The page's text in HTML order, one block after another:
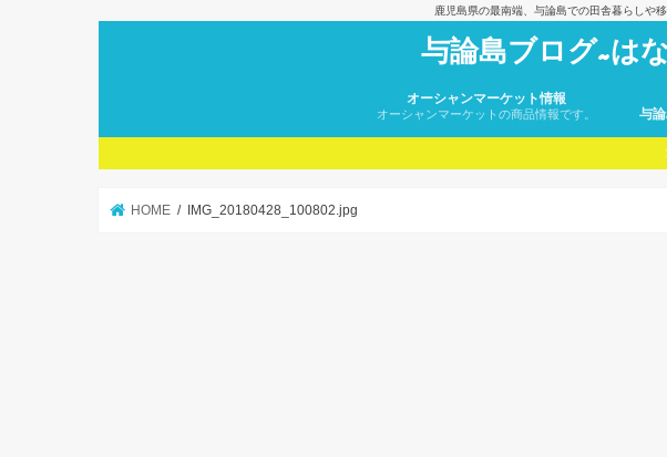
鹿児島県の最南端、与論島での田舎暮らしや
与論島ブログ~は
オーシャンマーケット情報
オーシャンマーケットの商品情報です。 与
HOME IMG_20180428_100802.jpg